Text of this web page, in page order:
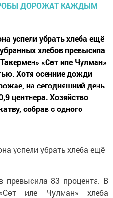
успели убрать хлеба ещё
хлебов превысила
«Сөт иле Чулман»
Хотя осенние дожди
на сегодняшний день
центнера. Хозяйство
собрав с одного
успели убрать хлеба ещё
превысила 83 процента. В
иле Чулман» хлеба